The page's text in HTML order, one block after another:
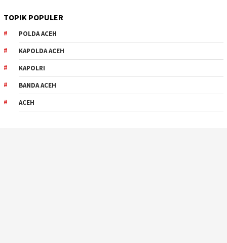
TOPIK POPULER
POLDA ACEH
KAPOLDA ACEH
KAPOLRI
BANDA ACEH
ACEH